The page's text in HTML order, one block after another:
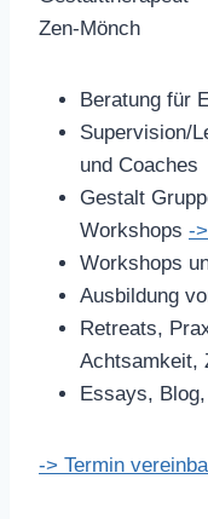
Zen-Mönch
Beratung für
Supervision/
und Coaches
Gestalt
Workshops -
Workshops
Ausbildung
Retreats,
Achtsamkeit,
Essays,
-> Termin